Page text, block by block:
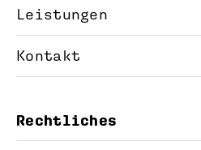
Leistungen
Kontakt
Rechtliches